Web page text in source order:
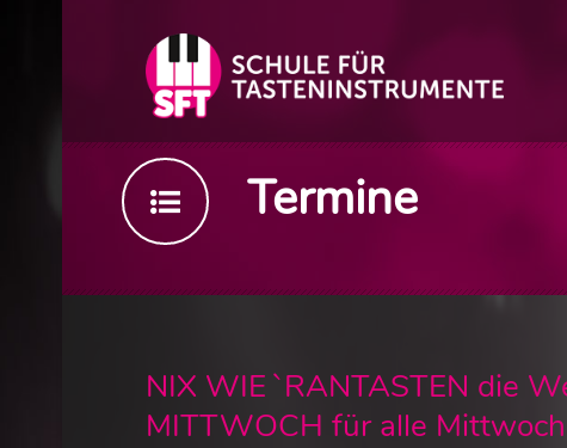
Termine
NIX WIE `RANTASTEN die
MITTWOCH für alle